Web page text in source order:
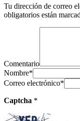
Tu dirección de correo
obligatorios están
Comentario
Nombre*
Correo electrónico*
Captcha *